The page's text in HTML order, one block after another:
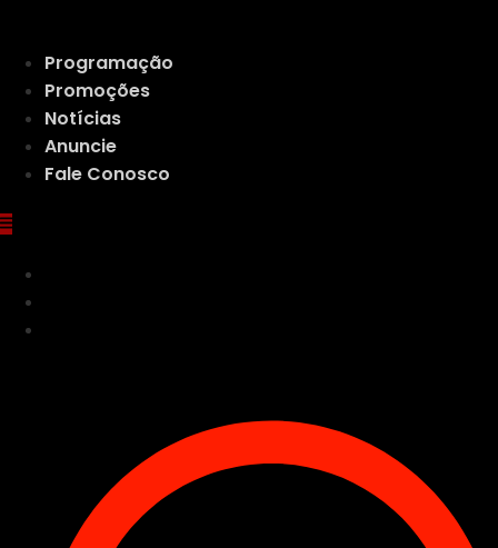
conteúdo
Programação
Promoções
Notícias
Anuncie
Fale Conosco